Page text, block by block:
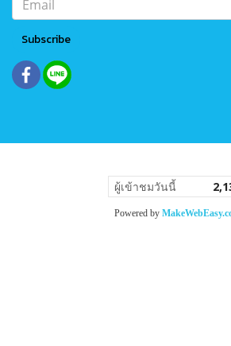
Subscribe
ผู้เข้าชมวันนี้
Powered by